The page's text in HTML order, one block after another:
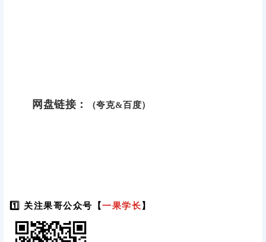
网盘链接： （夸克&百度）
1️⃣ 关注果哥公众号【一果学长】